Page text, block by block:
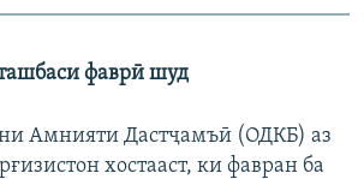
фаврӣ шуд​
Амнияти Дастҷамъӣ (ОДКБ) аз
хостааст, ки фавран ба